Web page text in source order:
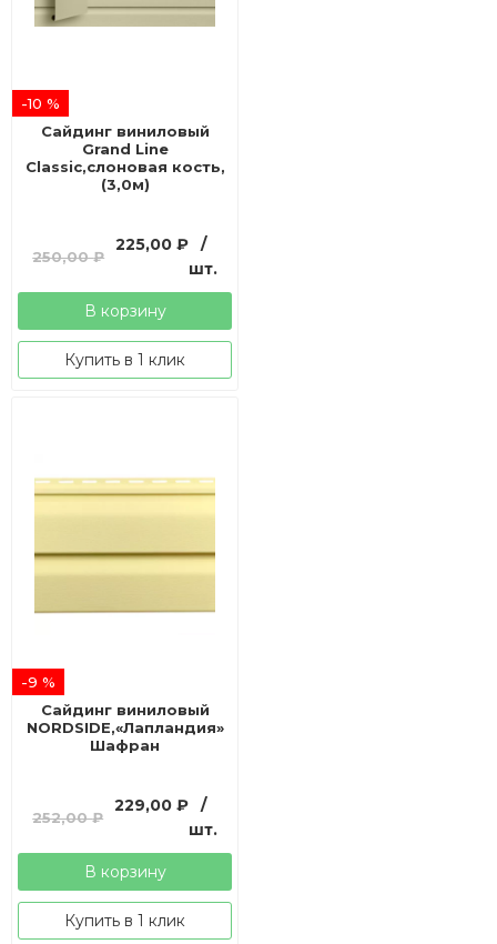
-10 %
Сайдинг виниловый
Grand Line
Classic,слоновая кость,
(3,0м)
250,00₽
Первоначальная
составляла
250,00 ₽.
225,00₽
Текущая
225,00 ₽.
/
шт.
В корзину
Купить в 1 клик
-9 %
Сайдинг виниловый
NORDSIDE,«Лапландия»
Шафран
252,00₽
Первоначальная
составляла
252,00 ₽.
229,00₽
Текущая
229,00 ₽.
/
шт.
В корзину
Купить в 1 клик